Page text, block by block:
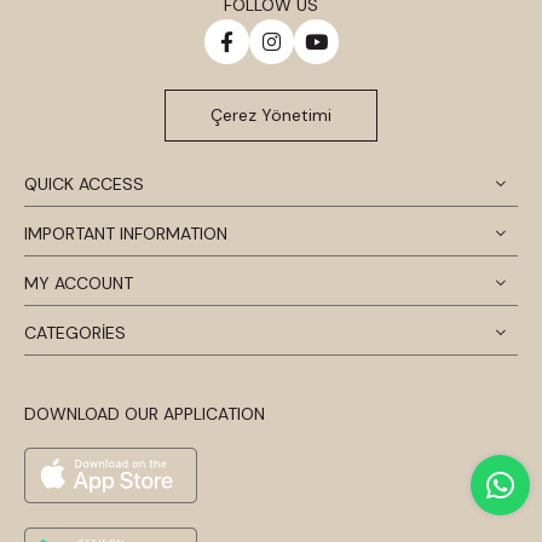
QUICK ACCESS
IMPORTANT INFORMATION
MY ACCOUNT
CATEGORİES
DOWNLOAD OUR APPLICATION
FOLLOW US
Çerez Yönetimi